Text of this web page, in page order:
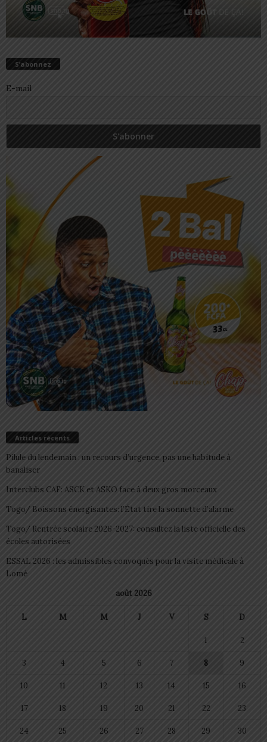
S’abonnez
E-mail
Articles récents
Pilule du lendemain : un recours d’urgence, pas une habitude à
banaliser
Interclubs CAF: ASCK et ASKO face à deux gros morceaux
Togo/ Boissons énergisantes: l’État tire la sonnette d’alarme
Togo/ Rentrée scolaire 2026-2027: consultez la liste officielle des
écoles autorisées
ESSAL 2026 : les admissibles convoqués pour la visite médicale à
Lomé
août 2026
L M M J V S D
1 2
3 4 5 6 7 8 9
10 11 12 13 14 15 16
17 18 19 20 21 22 23
24 25 26 27 28 29 30